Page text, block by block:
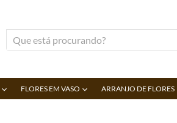
FLORES EM VASO ARRANJO DE FLORES